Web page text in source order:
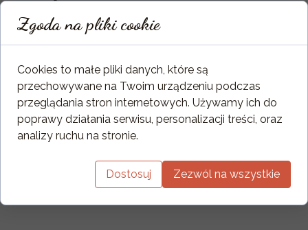
manualne) Wnętrze:
czarne, matowe
Zgoda na pliki cookie
Cookies to małe pliki danych, które są
przechowywane na Twoim urządzeniu podczas
przeglądania stron internetowych. Używamy ich do
poprawy działania serwisu, personalizacji treści, oraz
analizy ruchu na stronie.
Dostosuj Zezwól na wszystkie